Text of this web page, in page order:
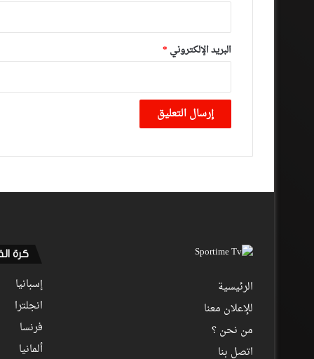
البريد الإلكتروني *
الرئيسية
للإعلان معنا
من نحن ؟
اتصل بنا
كرة
إسبانيا
انجلترا
فرنسا
ألمانيا